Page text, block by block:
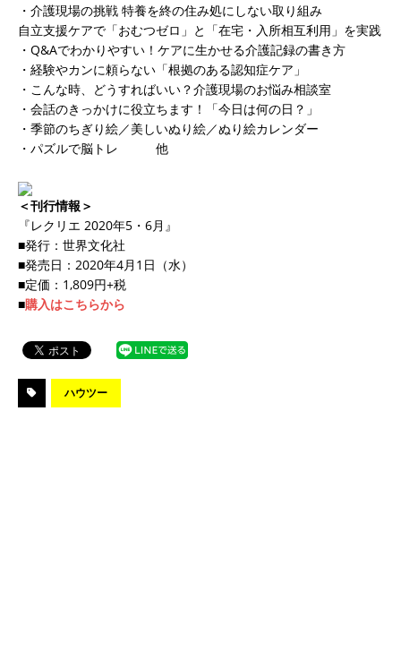
・介護現場の挑戦 特養を終の住み処にしない取り組み
自立支援ケアで「おむつゼロ」と「在宅・入所相互利用」を実践
・Q&Aでわかりやすい！ケアに生かせる介護記録の書き方
・経験やカンに頼らない「根拠のある認知症ケア」
・こんな時、どうすればいい？介護現場のお悩み相談室
・会話のきっかけに役立ちます！「今日は何の日？」
・季節のちぎり絵／美しいぬり絵／ぬり絵カレンダー
・パズルで脳トレ 他
＜刊行情報＞
『レクリエ 2020年5・6月』
■発行：世界文化社
■発売日：2020年4月1日（水）
■定価：1,809円+税
■購入はこちらから
ハウツー